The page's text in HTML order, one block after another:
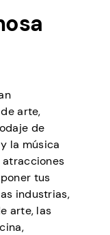
arte,
de
la música
atracciones
tus
industrias,
arte, las